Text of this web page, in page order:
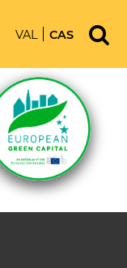
VAL CAS